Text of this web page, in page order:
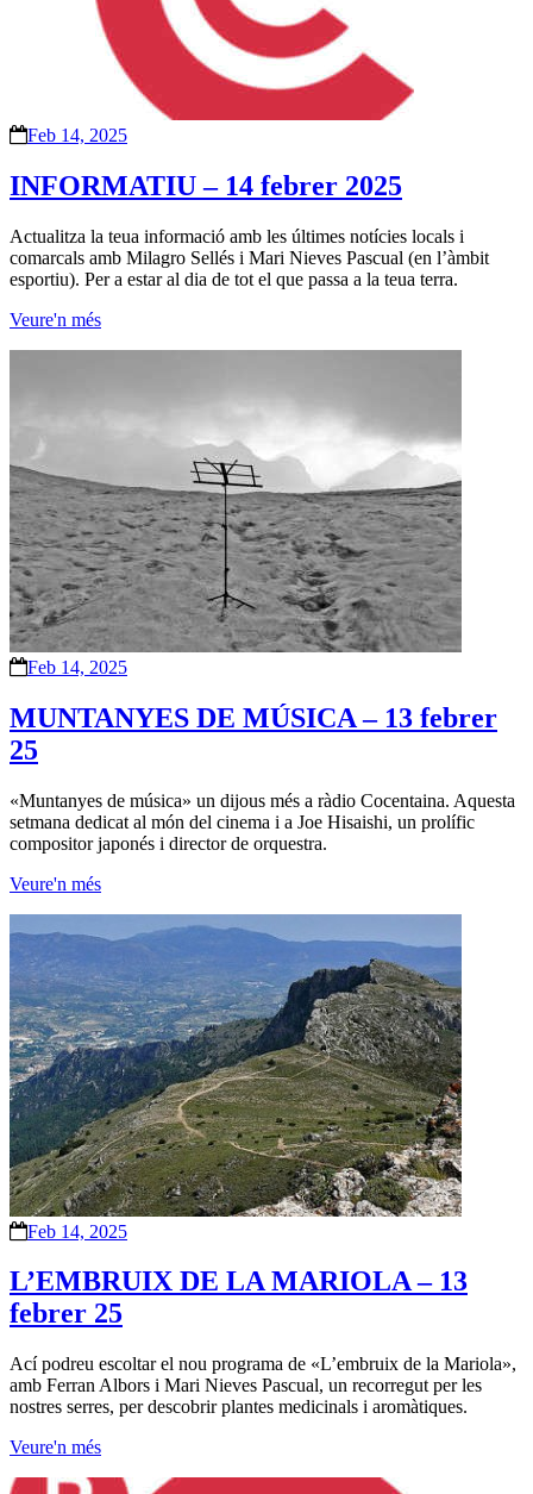
Feb 14, 2025
INFORMATIU – 14 febrer 2025
Actualitza la teua informació amb les últimes notícies locals i
comarcals amb Milagro Sellés i Mari Nieves Pascual (en l’àmbit
esportiu). Per a estar al dia de tot el que passa a la teua terra.
Veure'n més
Feb 14, 2025
MUNTANYES DE MÚSICA – 13 febrer
25
«Muntanyes de música» un dijous més a ràdio Cocentaina. Aquesta
setmana dedicat al món del cinema i a Joe Hisaishi, un prolífic
compositor japonés​ i director de orquestra.
Veure'n més
Feb 14, 2025
L’EMBRUIX DE LA MARIOLA – 13
febrer 25
Ací podreu escoltar el nou programa de «L’embruix de la Mariola»,
amb Ferran Albors i Mari Nieves Pascual, un recorregut per les
nostres serres, per descobrir plantes medicinals i aromàtiques.
Veure'n més